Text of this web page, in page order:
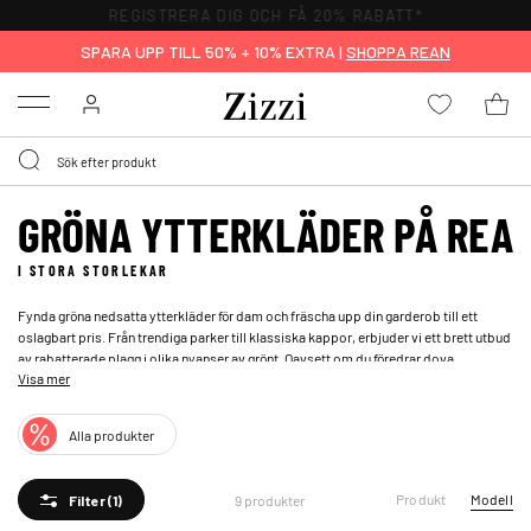
REGISTRERA DIG OCH FÅ 20% RABATT*
SPARA UPP TILL 50% + 10% EXTRA | SHOPPA REAN
Menu
GRÖNA YTTERKLÄDER PÅ REA
I STORA STORLEKAR
Fynda gröna nedsatta ytterkläder för dam och fräscha upp din garderob till ett
oslagbart pris. Från trendiga parker till klassiska kappor, erbjuder vi ett brett utbud
av rabatterade plagg i olika nyanser av grönt. Oavsett om du föredrar dova
skogsgrönt eller livfull smaragd, hittar du ytterkläder som både ser bra ut och håller
ytterplagg.
Visa mer
Alla produkter
Filter(1) 9 produkter Produkt Modell